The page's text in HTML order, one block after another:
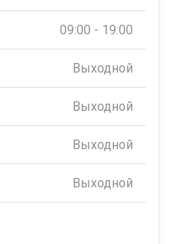
09:00 - 19:00
Выходной
Выходной
Выходной
Выходной